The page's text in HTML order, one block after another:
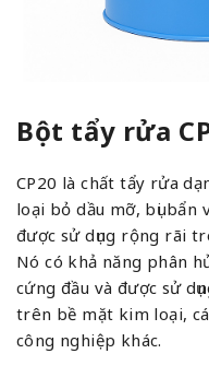
Bột tẩy rửa
CP20 là chất tẩy rửa
loại bỏ dầu mỡ, bụi bẩn
được sử dụng rộng rãi
Nó có khả năng phân
cứng đầu và được sử
trên bề mặt kim loại,
công nghiệp khác.